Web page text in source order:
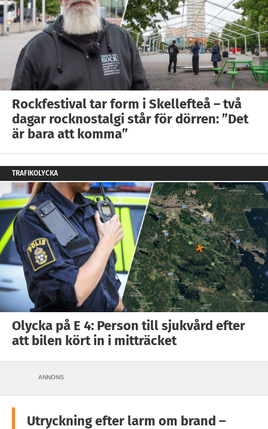
Rockfestival tar form i Skellefteå – två
dagar rocknostalgi står för dörren: ”Det
är bara att komma”
TRAFIKOLYCKA
Olycka på E 4: Person till sjukvård efter
att bilen kört in i mitträcket
ANNONS
Utryckning efter larm om brand –